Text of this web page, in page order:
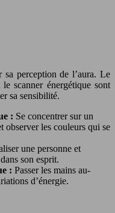
perception de l’aura. Le
scanner énergétique sont
sa sensibilité.
: Se concentrer sur un
observer les couleurs qui se
une personne et
son esprit.
: Passer les mains au-
d’énergie.